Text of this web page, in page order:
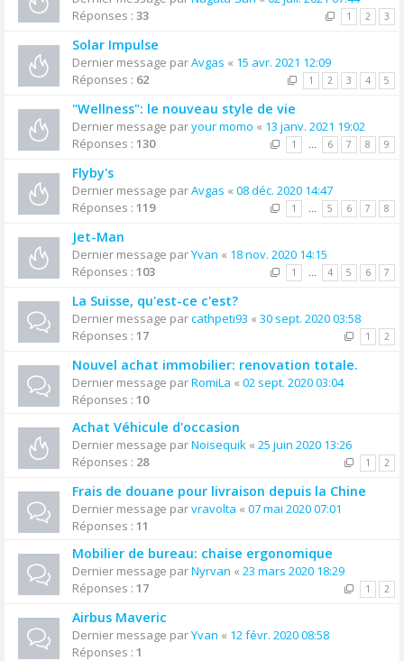
Réponses : 33 1 2 3
Solar Impulse
Dernier message parAvgas « 15 avr. 2021 12:09
Réponses : 62 1 2 3 4 5
"Wellness": le nouveau style de vie
Dernier message paryour momo « 13 janv. 2021 19:02
Réponses : 130 1 … 6 7 8 9
Flyby's
Dernier message parAvgas « 08 déc. 2020 14:47
Réponses : 119 1 … 5 6 7 8
Jet-Man
Dernier message parYvan « 18 nov. 2020 14:15
Réponses : 103 1 … 4 5 6 7
La Suisse, qu'est-ce c'est?
Dernier message parcathpeti93 « 30 sept. 2020 03:58
Réponses : 17 1 2
Nouvel achat immobilier: renovation totale.
Dernier message parRomiLa « 02 sept. 2020 03:04
Réponses : 10
Achat Véhicule d'occasion
Dernier message parNoisequik « 25 juin 2020 13:26
Réponses : 28 1 2
Frais de douane pour livraison depuis la Chine
Dernier message parvravolta « 07 mai 2020 07:01
Réponses : 11
Mobilier de bureau: chaise ergonomique
Dernier message parNyrvan « 23 mars 2020 18:29
Réponses : 17 1 2
Airbus Maveric
Dernier message parYvan « 12 févr. 2020 08:58
Réponses : 1